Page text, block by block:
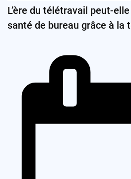
L’ère du télétravail peut-
santé de bureau grâce à la